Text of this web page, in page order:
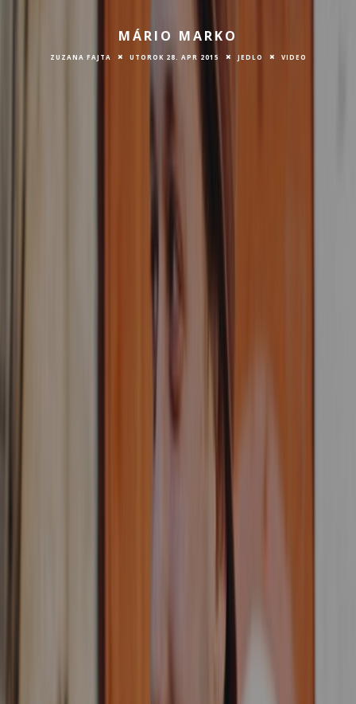
MÁRIO MARKO
ZUZANA FAJTA UTOROK 28. APR 2015 JEDLO VIDEO